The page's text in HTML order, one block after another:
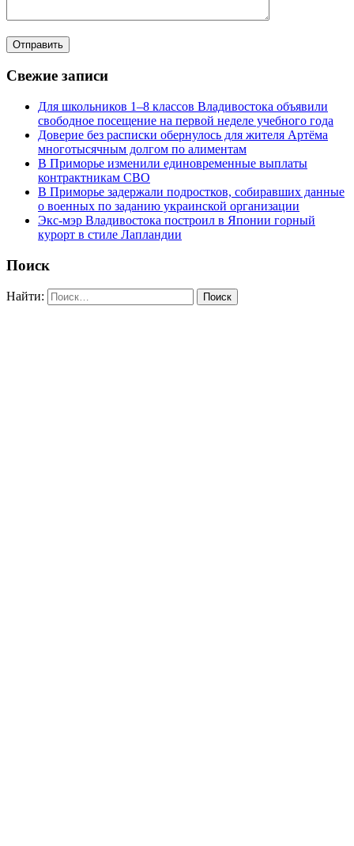
Свежие записи
Для школьников 1–8 классов Владивостока объявили
свободное посещение на первой неделе учебного года
Доверие без расписки обернулось для жителя Артёма
многотысячным долгом по алиментам
В Приморье изменили единовременные выплаты
контрактникам СВО
В Приморье задержали подростков, собиравших данные
о военных по заданию украинской организации
Экс-мэр Владивостока построил в Японии горный
курорт в стиле Лапландии
Поиск
Найти: